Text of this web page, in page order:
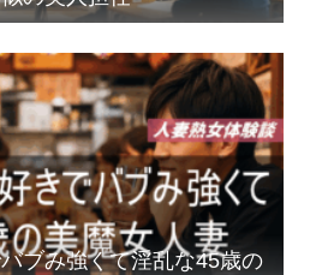
ブみ強くて淫乱な45歳の